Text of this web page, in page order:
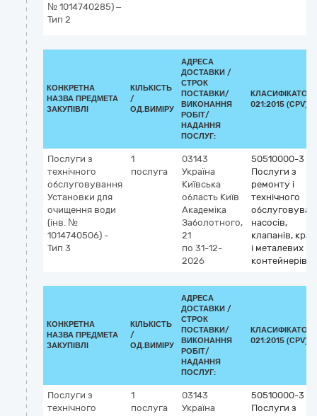
№ 1014740285) –
Тип 2
КОНКРЕТНА
НАЗВА ПРЕДМЕТА
ЗАКУПІВЛІ
КІЛЬКІСТЬ
/
ОД.ВИМІРУ
АДРЕСА
ДОСТАВКИ /
СТРОК
ПОСТАВКИ/
ВИКОНАННЯ
РОБІТ/
НАДАННЯ
ПОСЛУГ:
КЛАСИФІКАТОР
021:2015 (CPV)
Послуги з
технічного
обслуговування
Установки для
очищення води
(інв. №
1014740506) -
Тип 3
1
послуга
03143
Україна
Київська
область Київ
Академіка
Заболотного,
21
по 31-12-
2026
50510000-3
Послуги з
ремонту і
технічного
насосів,
клапанів,
і металевих
контейнерів
КОНКРЕТНА
НАЗВА ПРЕДМЕТА
ЗАКУПІВЛІ
КІЛЬКІСТЬ
/
ОД.ВИМІРУ
АДРЕСА
ДОСТАВКИ /
СТРОК
ПОСТАВКИ/
ВИКОНАННЯ
РОБІТ/
НАДАННЯ
ПОСЛУГ:
КЛАСИФІКАТОР
021:2015 (CPV)
Послуги з
технічного
1
послуга
03143
Україна
50510000-3
Послуги з